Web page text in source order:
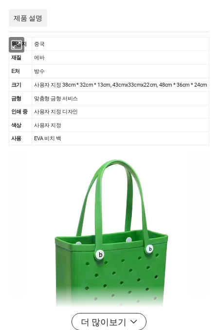
제품 설명
원산지 중국
재질 에바
𝔼처
방수
크기
사용자 지정 38cm * 32cm * 13cm, 43cmx33cmx22cm, 48cm * 36cm * 24cm
금형
맞춤형 금형 서비스
인쇄 중
사용자 지정 디자인
색상
사용자 지정
사용
EVA 비치 백
더 많이보기